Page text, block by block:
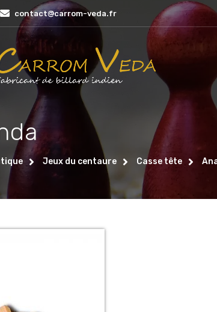
contact@carrom-veda.fr
Jeux du centaure Casse tête